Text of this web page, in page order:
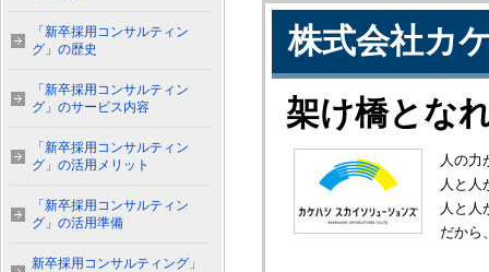
株式会社カ
架け橋とな
人の力
人と人
人と人
だから
「新卒採用コンサルティン
グ」の歴史
「新卒採用コンサルティン
グ」のサービス内容
「新卒採用コンサルティン
グ」の活用メリット
「新卒採用コンサルティン
グ」の活用準備
新卒採用コンサルティング」